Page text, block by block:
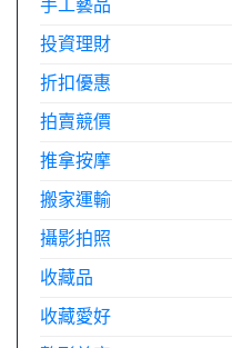
手工藝品
投資理財
折扣優惠
拍賣競價
推拿按摩
搬家運輸
攝影拍照
收藏品
收藏愛好